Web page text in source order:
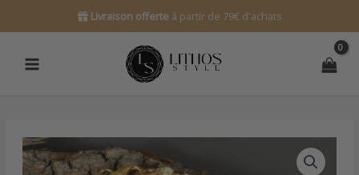
Livraison offerte à partir de 79€ d'achats